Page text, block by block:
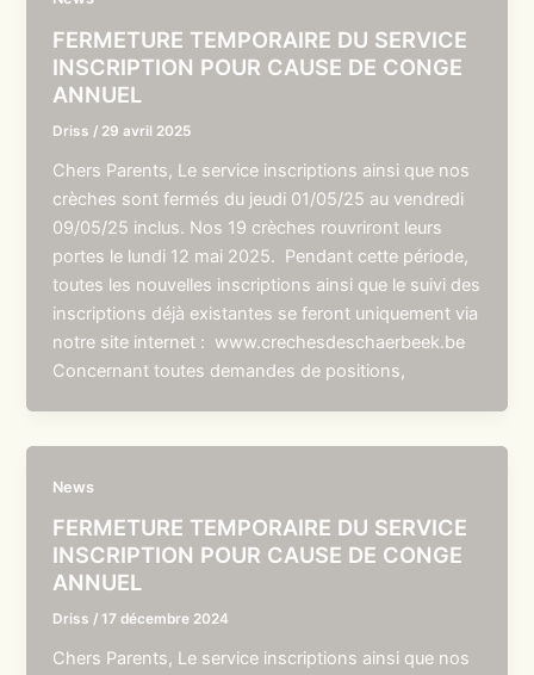
FERMETURE TEMPORAIRE DU SERVICE
INSCRIPTION POUR CAUSE DE CONGE
ANNUEL
Driss / 29 avril 2025
Chers Parents, Le service inscriptions ainsi que nos
crèches sont fermés du jeudi 01/05/25 au vendredi
09/05/25 inclus. Nos 19 crèches rouvriront leurs
portes le lundi 12 mai 2025. Pendant cette période,
toutes les nouvelles inscriptions ainsi que le suivi des
inscriptions déjà existantes se feront uniquement via
notre site internet : www.crechesdeschaerbeek.be
Concernant toutes demandes de positions,
News
FERMETURE TEMPORAIRE DU SERVICE
INSCRIPTION POUR CAUSE DE CONGE
ANNUEL
Driss /17 décembre 2024
Chers Parents, Le service inscriptions ainsi que nos